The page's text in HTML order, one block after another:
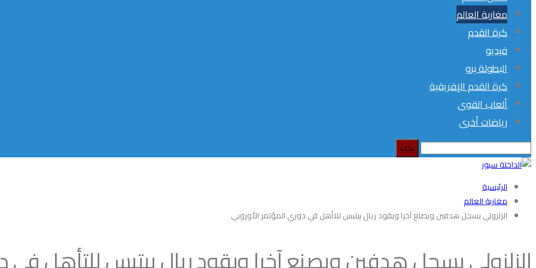
مغاربة العالم
كرة القدم
فيديو
البطولة برو
كرة القدم الإفريقية
ألعاب القوى
رياضات أخرى
الرئيسية
مغاربة العالم
الزلزولي يسجل هدفين ويصنع آخرا ويقود ريال بيتيس للتأهل في دوري المؤتمر الأوروبي